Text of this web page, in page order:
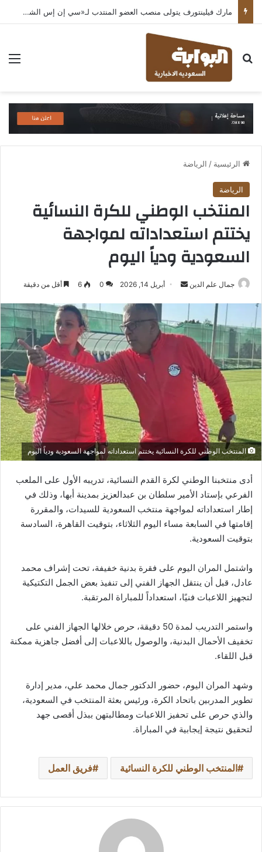
مارك فيلينتورف يتولى منصب العضو المنتدب لـ«سي إن إس الشرق الأوسط» ويشرف على شركات قطاع التكنولوجيا ضمن مجموعة غباش
بحث عن
الرئيسية / الرياضة
الرياضة
المنتخب الوطني للكرة النسائية
يختتم استعداداته لمواجهة
السعودية ودياً اليوم
جمال علم الدين
أرسل
إلكترونيا
أبريل 14, 2026 0
6 أقل من دقيقة
المنتخب الوطني للكرة النسائية يختتم استعداداته لمواجهة السعودية ودياً اليوم
أدى منتخبنا الوطني لكرة القدم النسائية، تدريبه الأول على الملعب
الفرعي بإستاد الأمير سلطان بن عبدالعزيز بمدينة أبها، وذلك في
إطار استعداداته لمواجهة منتخب السعودية للسيدات، والمقررة
إقامتها في السابعة مساء اليوم الثلاثاء، بتوقيت القاهرة، السادسة
بتوقيت السعودية.
واشتمل المران اليوم على فقرة بدنية خفيفة، تحت إشراف محمد
عادل، قبل أن ينتقل الجهاز الفني إلى تنفيذ بعض الجمل التكتيكية
لتجهيز اللاعبات فنيًا، استعداداً للمباراة المرتقبة.
واستمر التدريب لمدة 50 دقيقة، حرص خلالها الجهاز الفني على
تخفيف الأحمال البدنية، والوصول باللاعبات إلى أفضل جاهزية ممكنة
قبل اللقاء.
وشهد المران اليوم، حضور الدكتور جمال محمد علي، مدير إدارة
تطوير المدربين باتحاد الكرة، ورئيس بعثة المنتخب في السعودية،
والذي حرص على تحفيز اللاعبات ومطالبتهن ببذل أقصى جهد
لتحقيق نتيجة إيجابية في المباراة.
المنتخب الوطني للكرة النسائية فريق العمل